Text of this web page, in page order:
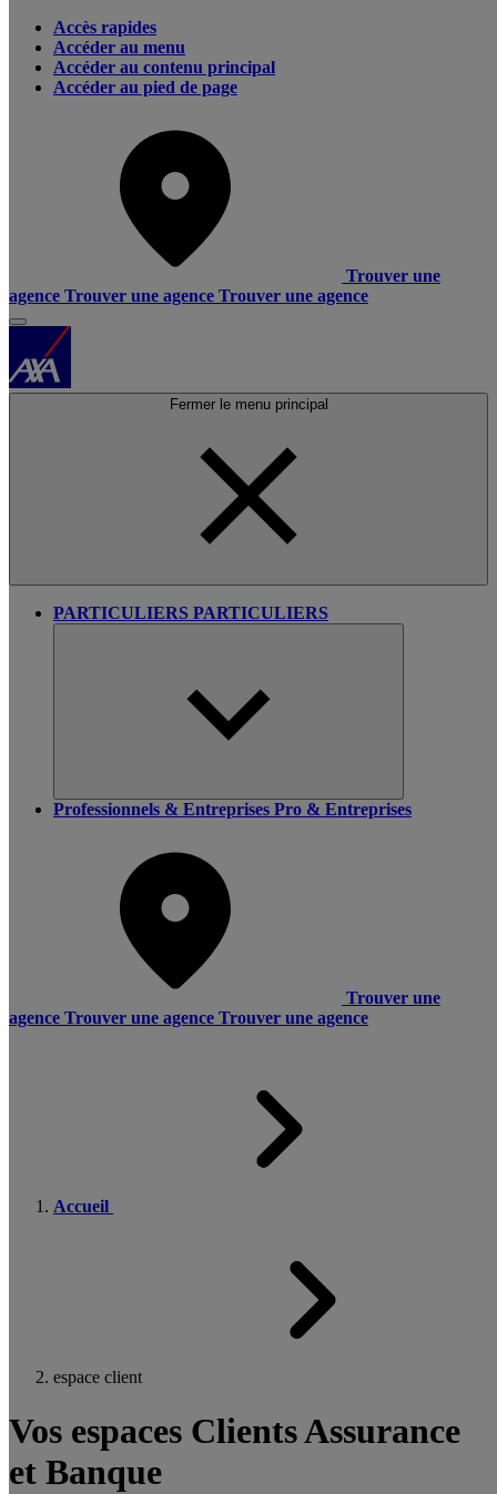
Accès rapides
Accéder au menu
Accéder au contenu principal
Accéder au pied de page
Trouver une
agence Trouver une agence Trouver une agence
Fermer le menu principal
PARTICULIERS PARTICULIERS
Professionnels & Entreprises Pro & Entreprises
Trouver une
agence Trouver une agence Trouver une agence
Accueil
espace client
Vos espaces Clients Assurance
et Banque